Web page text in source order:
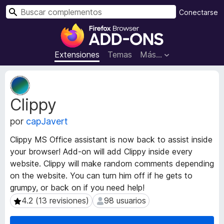
B
u
s
c
e
c
o
m
p
l
e
Extensiones Temas Más...
Conectarse
B
Clippy
por capJavert
Clippy MS Office assistant is now back to assist inside
your browser! Add-on will add Clippy inside every
website. Clippy will make random comments depending
on the website. You can turn him off if he gets to
grumpy, or back on if you need help!
4.2 (13 revisiones)
4.2 (13 revisiones) 98 usuarios
98 usuarios
M
e
t
a
d
t
a
d
e
l
a
e
x